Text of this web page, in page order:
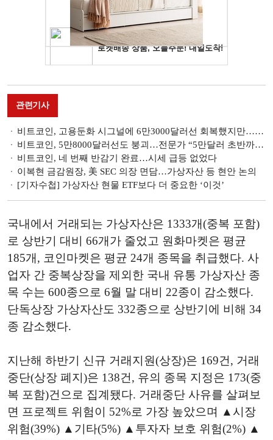
관련기사
비트코인, 고용둔화 시그널에 6만3000달러선 회복했지만…불확실성은 여전
비트코인, 5만8000달러선도 붕괴…전문가 “5만달러 초반까지 떨어질 것”
비트코인, 네 번째 반감기 완료…시세 급등 없었다
이복현 금감원장, 美 SEC 의장 면담…가상자산 등 현안 논의
[기자수첩] 가상자산 현물 ETF보다 더 중요한 ‘이것’
국내에서 거래되는 가상자산은 1333개(중복 포함)
로 상반기 대비 66개가 줄었고 원화마켓은 평균
185개, 코인마켓은 평균 24개 종목을 취급했다. 사
업자 간 중복상장을 제외한 국내 유통 가상자산 종
목 수는 600종으로 6월 말 대비 22종이 감소했다.
단독상장 가상자산도 332종으로 상반기에 비해 34
종 감소했다.
지난해 하반기 신규 거래지원(상장)은 169건, 거래
중단(상장 폐지)은 138건, 유의 종목 지정은 173(중
복 포함)건으로 집계됐다. 거래중단 사유를 살펴보
면 프로젝트 위험이 52%로 가장 높았으며 ▲시장
위험(39%) ▲기타(5%) ▲투자자 보호 위험(2%) ▲